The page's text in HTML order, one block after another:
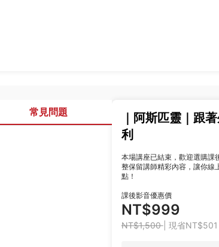
常見問題
｜阿斯匹靈｜跟
利
本場講座已結束，歡迎選購課
整保留講師精彩內容，讓你線
點！
課後影音優惠價
NT$999
NT$1,500| 現省NT$501